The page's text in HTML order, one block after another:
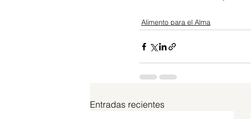
Alimento para el Alma
Entradas recientes